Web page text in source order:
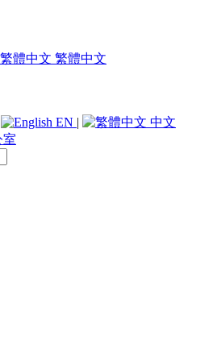
繁體中文
EN | 中文